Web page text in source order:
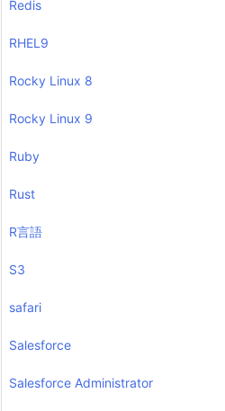
Redis
RHEL9
Rocky Linux 8
Rocky Linux 9
Ruby
Rust
R言語
S3
safari
Salesforce
Salesforce Administrator